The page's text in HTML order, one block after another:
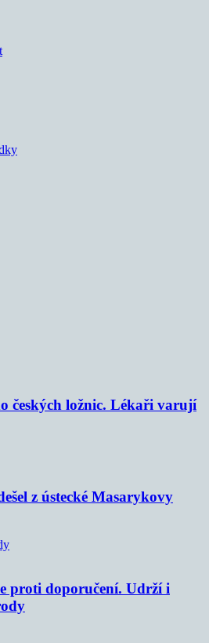
českých ložnic. Lékaři varují
z ústecké Masarykovy
proti doporučení. Udrží i